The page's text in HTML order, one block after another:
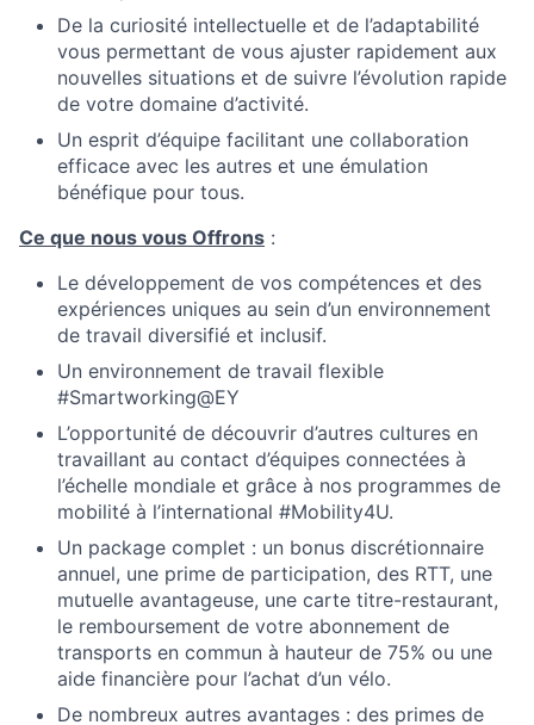
De la curiosité intellectuelle et de l’adaptabilité
vous permettant de vous ajuster rapidement aux
nouvelles situations et de suivre l’évolution rapide
de votre domaine d’activité.
Un esprit d’équipe facilitant une collaboration
efficace avec les autres et une émulation
bénéfique pour tous.
Ce que nous vous Offrons :
Le développement de vos compétences et des
expériences uniques au sein d’un environnement
de travail diversifié et inclusif.
Un environnement de travail flexible
#Smartworking@EY
L’opportunité de découvrir d’autres cultures en
travaillant au contact d’équipes connectées à
l’échelle mondiale et grâce à nos programmes de
mobilité à l’international #Mobility4U.
Un package complet : un bonus discrétionnaire
annuel, une prime de participation, des RTT, une
mutuelle avantageuse, une carte titre-restaurant,
le remboursement de votre abonnement de
transports en commun à hauteur de 75% ou une
aide financière pour l’achat d’un vélo.
De nombreux autres avantages : des primes de